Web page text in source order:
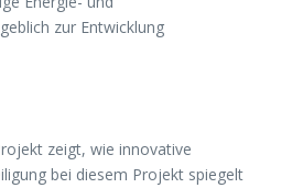
zur Entwicklung
zeigt, wie innovative
bei diesem Projekt spiegelt